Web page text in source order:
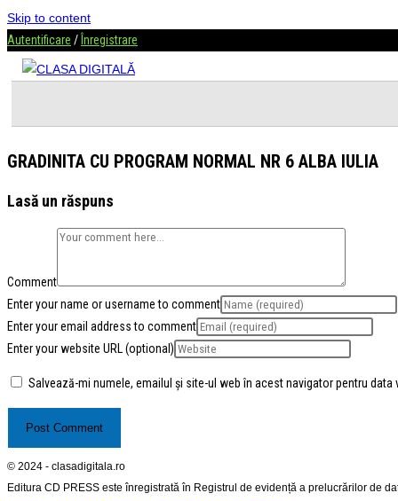
Skip to content
Autentificare / Înregistrare
GRADINITA CU PROGRAM NORMAL NR 6 ALBA IULIA
Lasă un răspuns
Comment
Enter your name or username to comment
Enter your email address to comment
Enter your website URL (optional)
Salvează-mi numele, emailul și site-ul web în acest navigator pentru
© 2024 - clasadigitala.ro
Editura CD PRESS este înregistrată în Registrul de evidență a prelucrărilor de